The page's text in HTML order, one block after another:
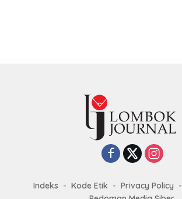
Indeks Kode Etik Privacy Policy